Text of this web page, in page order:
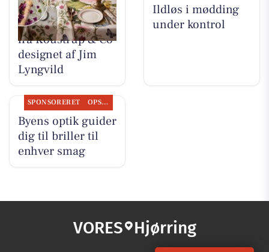
Fjerrenseriet har
tilbud på hørduge
fra Koustrup & Co
designet af Jim
Lyngvild
Ildløs i mødding
under kontrol
SPONSORERET OPSLAGSTAVLEN
Byens optik guider
dig til briller til
enhver smag
VORES Hjørring